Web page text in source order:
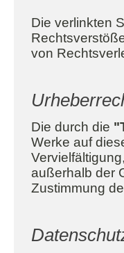
Die verlinkten
von
Die durch die
Werke auf
außerhalb der
Zustimmung